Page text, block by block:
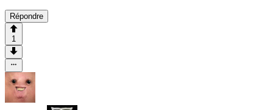
Répondre
1